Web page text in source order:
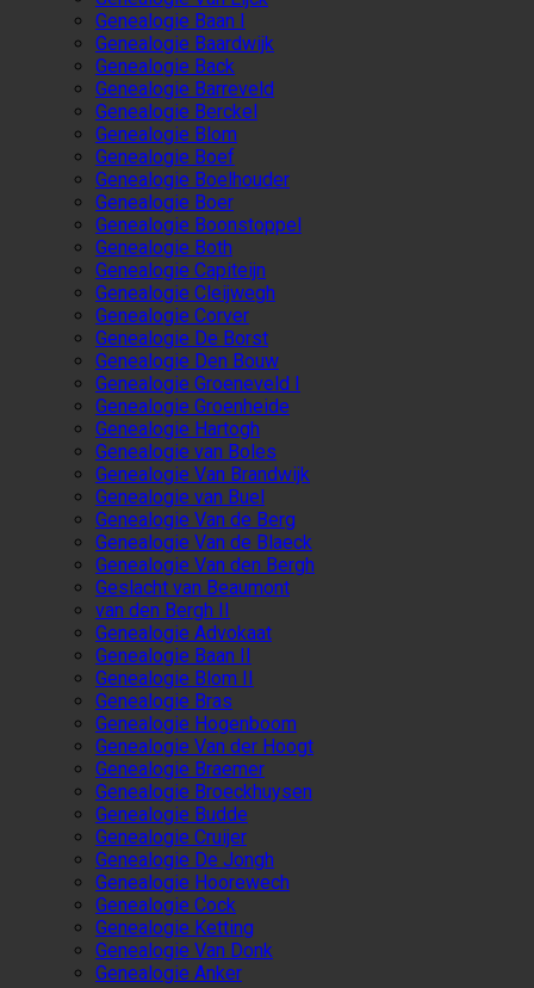
Genealogie Baan I
Genealogie Baardwijk
Genealogie Back
Genealogie Barreveld
Genealogie Berckel
Genealogie Blom
Genealogie Boef
Genealogie Boelhouder
Genealogie Boer
Genealogie Boonstoppel
Genealogie Both
Genealogie Capiteijn
Genealogie Cleijwegh
Genealogie Corver
Genealogie De Borst
Genealogie Den Bouw
Genealogie Groeneveld I
Genealogie Groenheide
Genealogie Hartogh
Genealogie van Boles
Genealogie Van Brandwijk
Genealogie van Buel
Genealogie Van de Berg
Genealogie Van de Blaeck
Genealogie Van den Bergh
Geslacht van Beaumont
van den Bergh II
Genealogie Advokaat
Genealogie Baan II
Genealogie Blom II
Genealogie Bras
Genealogie Hogenboom
Genealogie Van der Hoogt
Genealogie Braemer
Genealogie Broeckhuysen
Genealogie Budde
Genealogie Cruijer
Genealogie De Jongh
Genealogie Hoorewech
Genealogie Cock
Genealogie Ketting
Genealogie Van Donk
Genealogie Anker